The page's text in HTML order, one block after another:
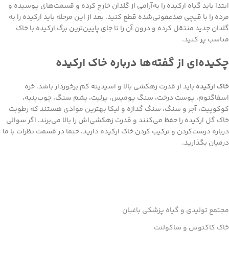
ابتدا باید گیاه ارکیده را به‌آرامی از گلدان خارج کرده و قسمت‌های پوسیده و
مرده را با قیچی ضدعفونی‌شده قطع کنید. بعد از این مرحله باید ارکیده را به
گلدان جدید منتقل کرده و درون آن را تا جای پایین‌ترین برگ ارکیده با خاک
مناسب پر کنید.
چکیده‌ای از گفته‌ها درباره خاک ارکیده
خاک ارکیده باید از قدرت زهکشی بالا و اسیدیته کم برخوردار باشد. خزه
اسفاگنوم، پوست درخت، سنگ پومیس، پرلیت، پشم سنگ، چوب‌پنبه،
کوکوپیت، آجر و سنگ، سنگ گدازه و لیکا بهترین موادی هستند که رطوبت
خاک گل ارکیده را حفظ می‌کنند و قدرت زهکشی‌اش را بالا می‌برند. اگر سوالی
درباره درست‌کردن و ترکیب کردن خاک ارکیده دارید، حتما در قسمت نظرات با ما
درمیان بگذارید.
مجتمع تولیدی و گیاه پزشکی باغبان
خاک کاکتوس و ساکولنت